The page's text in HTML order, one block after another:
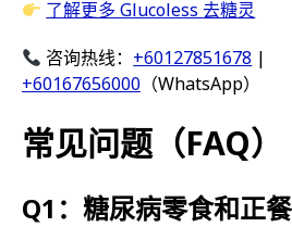
了解更多 Glucoless 去糖灵
咨询热线： +60127851678 |
+60167656000 （WhatsApp）
常见问题（FAQ）
Q1：糖尿病零食和正